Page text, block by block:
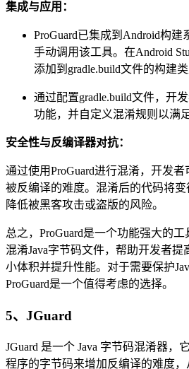
集成与应用：
ProGuard已集成到Android构
手动调用该工具。在Android
添加到gradle.build文件的构建类
通过配置gradle.build文件，开
功能，并自定义混淆规则以满
安全性与反编译器对抗：
通过使用ProGuard进行混淆，开发
被反编译的难度。混淆后的代码将
降低被黑客攻击或盗版的风险。
总之，ProGuard是一个功能强大的
混淆Java字节码文件，帮助开发者
小体积并提升性能。对于需要保护
ProGuard是一个值得考虑的选择。
5、JGuard
JGuard 是一个 Java 字节码混淆器，
程序的字节码来增加反编译的难度